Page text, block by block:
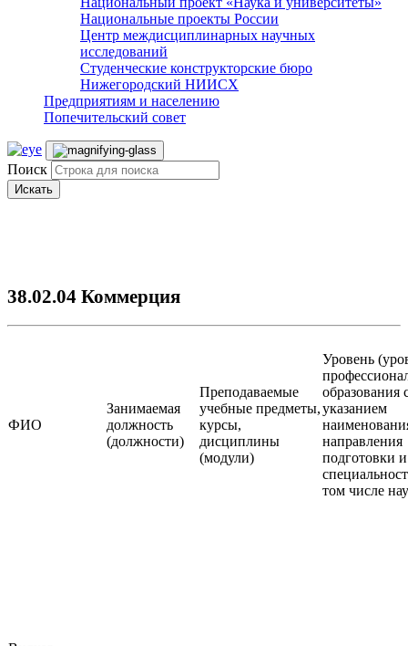
Национальные проекты России
Центр междисциплинарных научных
исследований
Студенческие конструкторские бюро
Нижегородский НИИСХ
Предприятиям и населению
Попечительский совет
Поиск
Искать
38.02.04 Коммерция
ФИО
Занимаемая
должность
(должности)
Преподаваемые
учебные предметы,
курсы,
дисциплины
(модули)
Уровень
образования
указанием
направления
подготовки
том числе